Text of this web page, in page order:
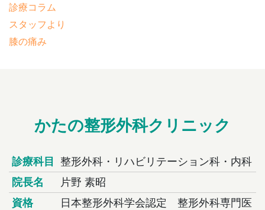
スタッフより
膝の痛み
診療コラム
かたの整形外科クリニック
診療科目
整形外科・リハビリテーション科・内科
院長名
片野 素昭
資格
日本整形外科学会認定 整形外科専門医